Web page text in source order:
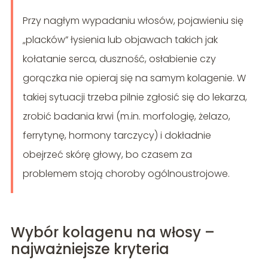
Przy nagłym wypadaniu włosów, pojawieniu się
„placków” łysienia lub objawach takich jak
kołatanie serca, duszność, osłabienie czy
gorączka nie opieraj się na samym kolagenie. W
takiej sytuacji trzeba pilnie zgłosić się do lekarza,
zrobić badania krwi (m.in. morfologię, żelazo,
ferrytynę, hormony tarczycy) i dokładnie
obejrzeć skórę głowy, bo czasem za
problemem stoją choroby ogólnoustrojowe.
Wybór kolagenu na włosy –
najważniejsze kryteria